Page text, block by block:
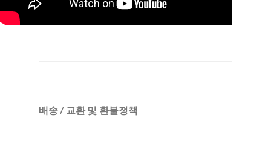
배송 / 교환 및 환불정책